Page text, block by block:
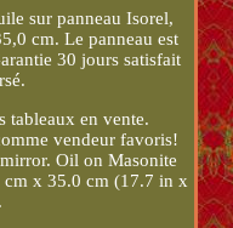
sur panneau Isorel,
cm. Le panneau est
30 jours satisfait
tableaux en vente.
vendeur favoris!
Oil on Masonite
cm x 35.0 cm (17.7 in x